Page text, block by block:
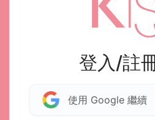
登入/註
使用 Google 繼續